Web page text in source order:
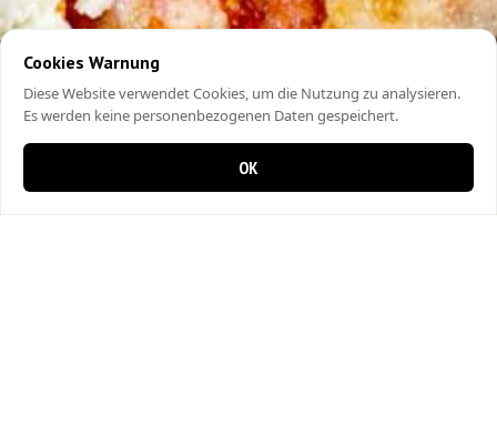
Cookies Warnung
Diese Website verwendet Cookies, um die Nutzung zu analysieren.
Es werden keine personenbezogenen Daten gespeichert.
OK